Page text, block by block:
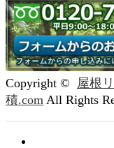
Copyright © 屋根
積.com All Rights